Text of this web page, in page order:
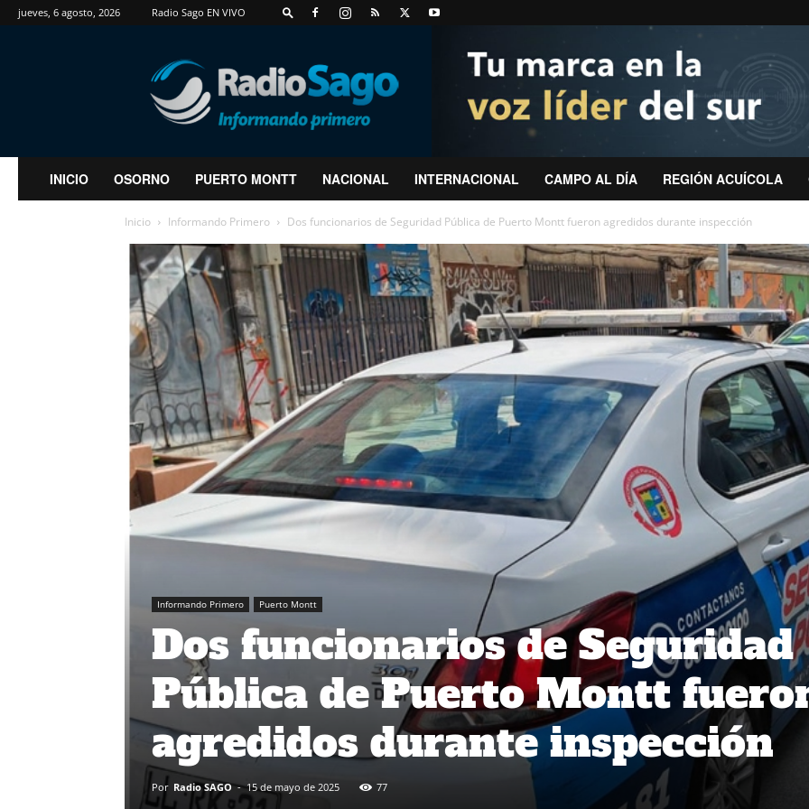
jueves, 6 agosto, 2026 Radio Sago EN VIVO
RadioSago
INICIO OSORNO PUERTO MONTT NACIONAL INTERNACIONAL CAMPO AL DÍA REGIÓN ACUÍCOLA
Inicio Informando Primero Dos funcionarios de Seguridad Pública de Puerto Montt fueron agredidos durante inspección
Informando Primero Puerto Montt
Dos funcionarios de Seguridad
Pública de Puerto Montt
agredidos durante inspección
Por Radio SAGO - 15 de mayo de 2025 77